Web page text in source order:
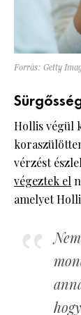
Forrás: Getty
Hollis végül
vérzést
végeztek el
amelyet